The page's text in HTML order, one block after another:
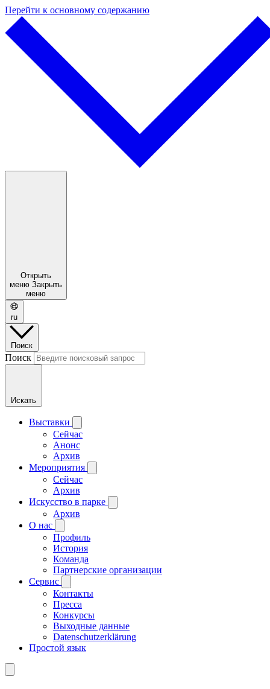
Перейти к основному содержанию
Открыть
меню Закрыть
меню
ru
Поиск
Поиск
Искать
Выставки
Сейчас
Анонс
Архив
Мероприятия
Сейчас
Архив
Искусство в парке
Архив
О нас
Профиль
История
Команда
Партнерские организации
Сервис
Контакты
Пресса
Конкурсы
Выходные данные
Datenschutzerklärung
Простой язык